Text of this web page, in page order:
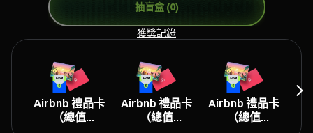
抽盲盒 (0)
獲獎記錄
Airbnb 禮品卡
（總值
Airbnb 禮品卡
（總值
Airbnb 禮品卡
（總值